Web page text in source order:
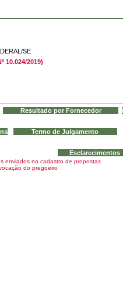
SE
10.024/2019)
enviados no cadastro de propostas
do pregoeiro